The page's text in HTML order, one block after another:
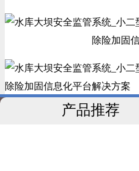
产品推荐
水库大坝安全监管系统由
通过实时感知大坝的各种
等参数信息，计算分析大坝的